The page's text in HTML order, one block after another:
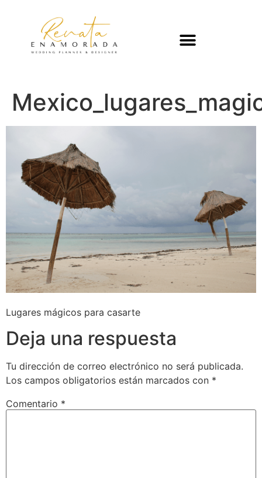
Lugares mágicos para casarte
Deja una respuesta
Tu dirección de correo electrónico no será publicada.
Los campos obligatorios están marcados con *
Comentario *